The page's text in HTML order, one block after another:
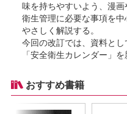
味を持ちやすいよう、漫
衛生管理に必要な事項を
やさしく解説する。
今回の改訂では、資料とし
「安全衛生カレンダー」
おすすめ書籍